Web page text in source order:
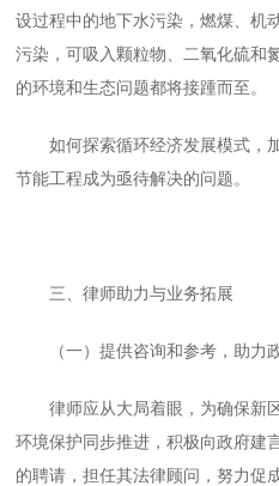
设过程中的地下水污染，燃煤、机
污染，可吸入颗粒物、二氧化硫和
的环境和生态问题都将接踵而至。
如何探索循环经济发展模式，
节能工程成为亟待解决的问题。
三、律师助力与业务拓展
（一）提供咨询和参考，助力
律师应从大局着眼，为确保新
环境保护同步推进，积极向政府建
的聘请，担任其法律顾问，努力促